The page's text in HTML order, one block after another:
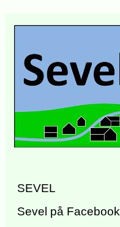
SEVEL
Sevel på Facebook